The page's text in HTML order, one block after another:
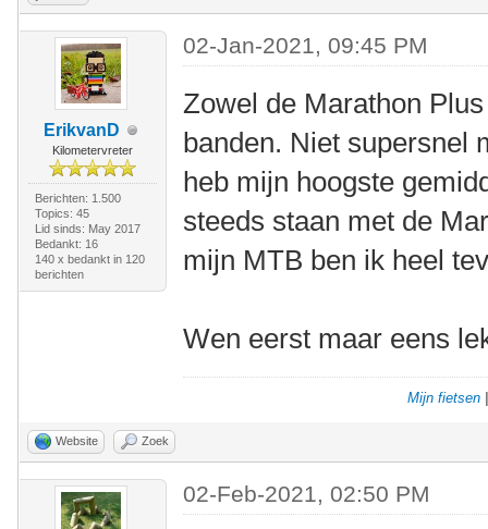
ErikvanD
Kilometervreter
Berichten: 1.500
Topics: 45
Lid sinds: May 2017
Bedankt: 16
140 x bedankt in 120
berichten
02-Jan-2021, 09:45 PM
Zowel de Marathon
banden. Niet supersnel
heb mijn hoogste
steeds staan met de
mijn MTB ben ik heel
Wen eerst maar eens
Mijn fietsen
Website Zoek
02-Feb-2021, 02:50 PM